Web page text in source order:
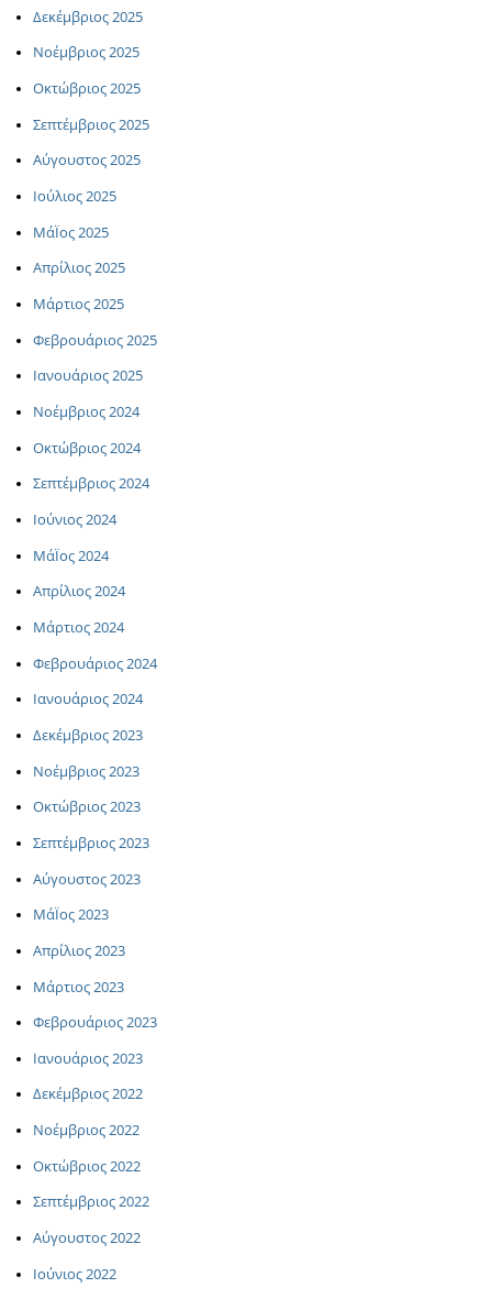
Δεκέμβριος 2025
Νοέμβριος 2025
Οκτώβριος 2025
Σεπτέμβριος 2025
Αύγουστος 2025
Ιούλιος 2025
ΜάΪος 2025
Απρίλιος 2025
Μάρτιος 2025
Φεβρουάριος 2025
Ιανουάριος 2025
Νοέμβριος 2024
Οκτώβριος 2024
Σεπτέμβριος 2024
Ιούνιος 2024
ΜάΪος 2024
Απρίλιος 2024
Μάρτιος 2024
Φεβρουάριος 2024
Ιανουάριος 2024
Δεκέμβριος 2023
Νοέμβριος 2023
Οκτώβριος 2023
Σεπτέμβριος 2023
Αύγουστος 2023
ΜάΪος 2023
Απρίλιος 2023
Μάρτιος 2023
Φεβρουάριος 2023
Ιανουάριος 2023
Δεκέμβριος 2022
Νοέμβριος 2022
Οκτώβριος 2022
Σεπτέμβριος 2022
Αύγουστος 2022
Ιούνιος 2022